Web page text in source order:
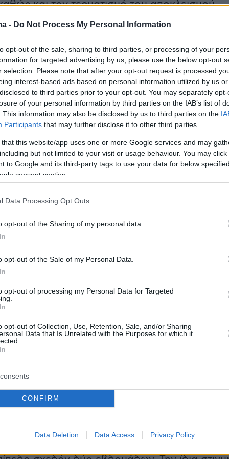
- Do Not Process My Personal Information
opt-out of the sale, sharing to third parties, or processing of your
for targeted advertising by us, please use the below opt-out
selection. Please note that after your opt-out request is processed
interest-based ads based on personal information utilized by us
to third parties prior to your opt-out. You may separately
of your personal information by third parties on the IAB’s list of
This information may also be disclosed by us to third parties on the
Participants that may further disclose it to other third parties.
that this website/app uses one or more Google services and may
but not limited to your visit or usage behaviour. You may
to Google and its third-party tags to use your data for below
consent section.
Data Processing Opt Outs
opt-out of the Sharing of my personal data.
opt-out of the Sale of my Personal Data.
opt-out of processing my Personal Data for Targeted
opt-out of Collection, Use, Retention, Sale, and/or Sharing
Data that Is Unrelated with the Purposes for which it
CONFIRM
Data Deletion Data Access Privacy Policy
και τον τερματισμό του αποκλεισμού
Δημοκρατίας του Ιράν, με την
του περάσματος να προγραμματίζεται για
όταν θα υπογραφεί η συμφωνία.
χαιρέτισε την εξέλιξη με το σύνθημα
να ρέει», οι αναλυτές και οι traders
πιο συγκρατημένοι, επισημαίνοντας ότι δεν
οι λεπτομέρειες της
πλήρως τις διελεύσεις και ότι η
στα πετρελαϊκά κοιτάσματα δεν θα γίνει
ΕΔΩ
και ομόλογα – Σε ιστορικό
μετά τη συμφωνία μεταξύ Ηνωμένων
επαναλειτουργία των Στενών του Ορμούζ,
κατέγραψαν ισχυρή άνοδο τη
που είχαν προκαλέσει έντονη
διεθνείς αγορές από τα τέλη
ασιατικών μετοχών ενισχύθηκε περισσότερο
άνοδο σε όλη την περιοχή, ενώ ο
225 κινήθηκε προς ιστορικό υψηλό
μελλοντικής εκπλήρωσης του S&P 500
1,1%, το δολάριο υποχώρησε έναντι των